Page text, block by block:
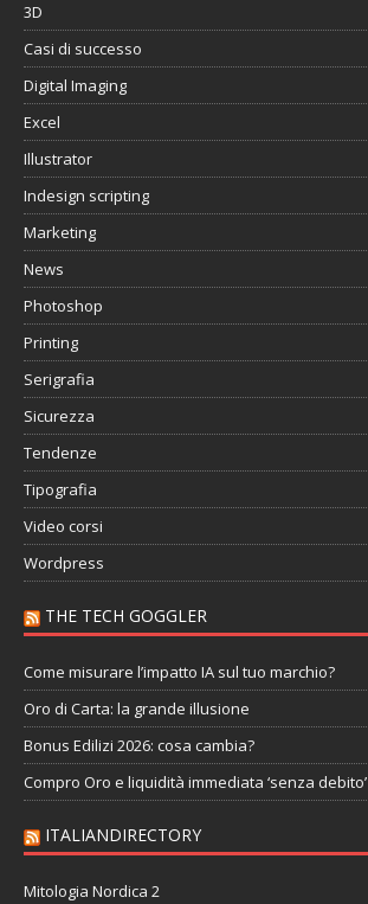
3D
Casi di successo
Digital Imaging
Excel
Illustrator
Indesign scripting
Marketing
News
Photoshop
Printing
Serigrafia
Sicurezza
Tendenze
Tipografia
Video corsi
Wordpress
THE TECH GOGGLER
Come misurare l’impatto IA sul tuo marchio?
Oro di Carta: la grande illusione
Bonus Edilizi 2026: cosa cambia?
Compro Oro e liquidità immediata ‘senza debito’
ITALIANDIRECTORY
Mitologia Nordica 2